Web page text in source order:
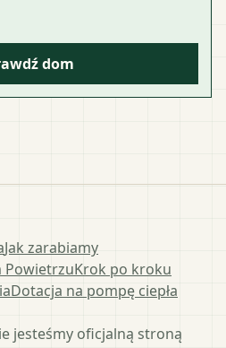
dom
Jak zarabiamy
PowietrzuKrok po kroku
Dotacja na pompę ciepła
jesteśmy oficjalną stroną